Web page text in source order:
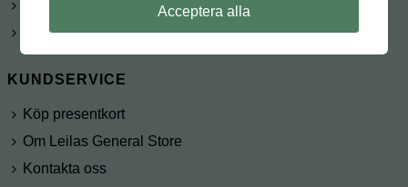
Våra butiker
KUNDSERVICE
Köp presentkort
Om Leilas General Store
Kontakta oss
Acceptera alla